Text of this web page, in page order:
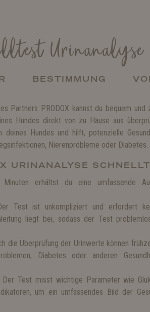
Urinanalyse
BESTIMMUNG
Partners PRODOX kannst du bequem und
Hundes direkt von zu Hause aus
Hundes und hilft, potenzielle
Nierenprobleme oder Diabetes.
URINANALYSE
erhältst du eine umfassende
Test ist unkompliziert und erfordert
liegt bei, sodass der Test
die Überprüfung der Urinwerte können
Diabetes oder anderen
Der Test misst wichtige Parameter wie
um ein umfassendes Bild der